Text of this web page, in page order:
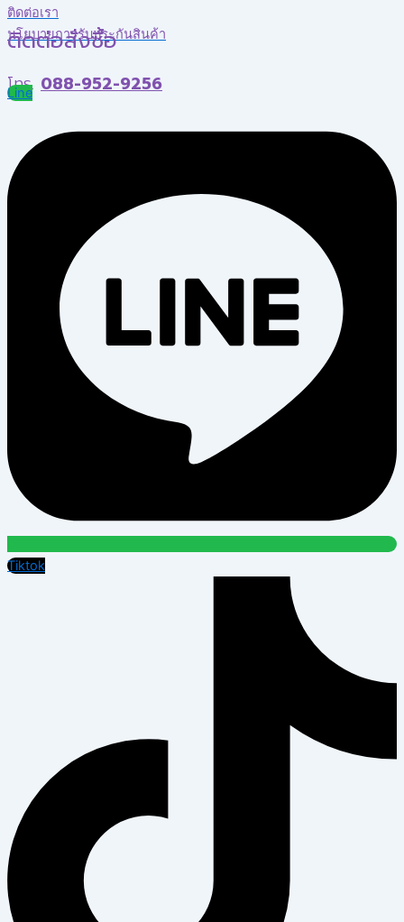
ติดต่อเรา
นโยบายการรับประกันสินค้า
ติดต่อสั่งซื้อ
โทร. 088-952-9256
Line
Tiktok